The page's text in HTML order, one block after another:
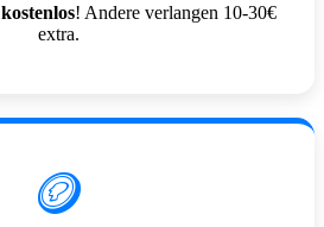
kostenlos! Andere verlangen 10-30€
extra.
🪙